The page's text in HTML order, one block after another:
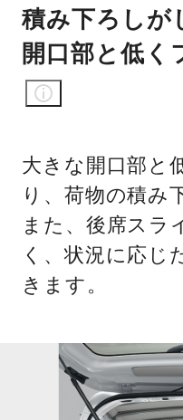
積み下ろしが
開口部と低く
大きな開口部と
り、荷物の積み
また、後席スラ
く、状況に応じ
きます。